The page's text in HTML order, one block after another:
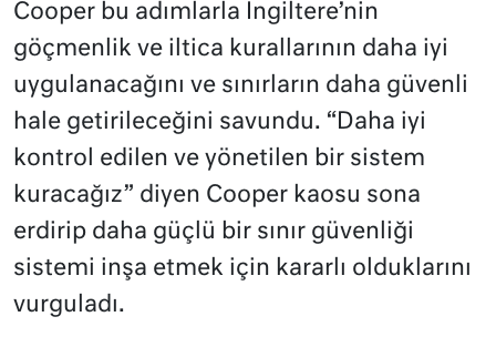
Cooper bu adımlarla İngiltere’nin
göçmenlik ve iltica kurallarının daha iyi
uygulanacağını ve sınırların daha güvenli
hale getirileceğini savundu. “Daha iyi
kontrol edilen ve yönetilen bir sistem
kuracağız” diyen Cooper kaosu sona
erdirip daha güçlü bir sınır güvenliği
sistemi inşa etmek için kararlı olduklarını
vurguladı.